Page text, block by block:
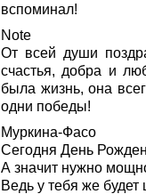
вспоминал!
Note
От всей души
счастья, добра и
была жизнь, она
одни победы!
Муркина-Фасо
Сегодня День
А значит нужно
Ведь у тебя же будет